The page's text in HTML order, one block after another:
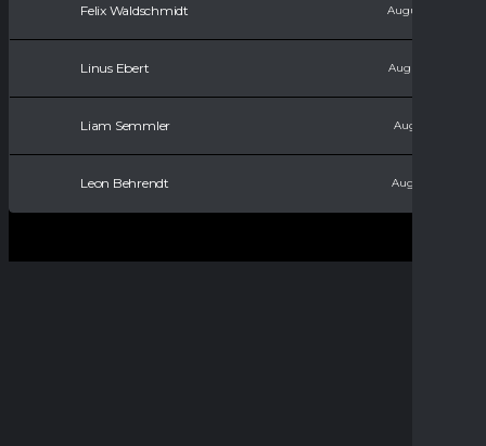
Felix Waldschmidt August 11, 2008
Linus Ebert August 15, 2010
Liam Semmler August 9, 2011
Leon Behrendt August 9, 2017